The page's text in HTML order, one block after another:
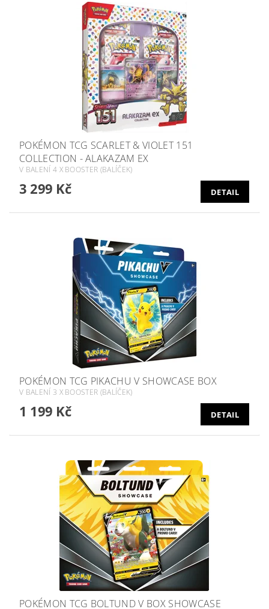
POKÉMON TCG SCARLET & VIOLET 151
COLLECTION - ALAKAZAM EX
V BALENÍ 4 X BOOSTER (BALÍČEK)
3 299 Kč DETAIL
POKÉMON TCG PIKACHU V SHOWCASE BOX
V BALENÍ 3 X BOOSTER (BALÍČEK)
1 199 Kč DETAIL
POKÉMON TCG BOLTUND V BOX SHOWCASE